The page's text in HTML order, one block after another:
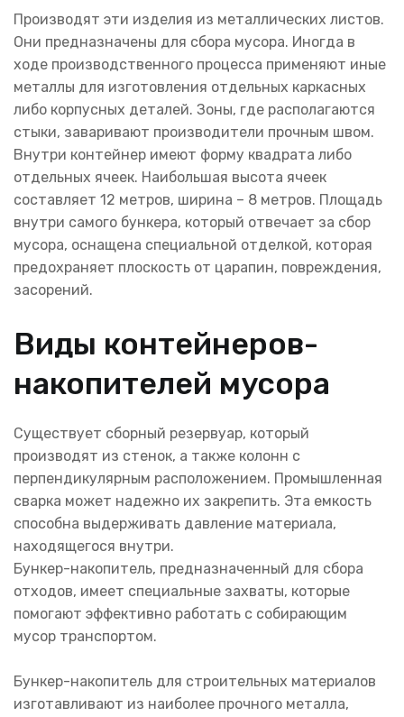
Производят эти изделия из металлических листов.
Они предназначены для сбора мусора. Иногда в
ходе производственного процесса применяют иные
металлы для изготовления отдельных каркасных
либо корпусных деталей. Зоны, где располагаются
стыки, заваривают производители прочным швом.
Внутри контейнер имеют форму квадрата либо
отдельных ячеек. Наибольшая высота ячеек
составляет 12 метров, ширина – 8 метров. Площадь
внутри самого бункера, который отвечает за сбор
мусора, оснащена специальной отделкой, которая
предохраняет плоскость от царапин, повреждения,
засорений.
Виды контейнеров-
накопителей мусора
Существует сборный резервуар, который
производят из стенок, а также колонн с
перпендикулярным расположением. Промышленная
сварка может надежно их закрепить. Эта емкость
способна выдерживать давление материала,
находящегося внутри.
Бункер-накопитель, предназначенный для сбора
отходов, имеет специальные захваты, которые
помогают эффективно работать с собирающим
мусор транспортом.
Бункер-накопитель для строительных материалов
изготавливают из наиболее прочного металла,